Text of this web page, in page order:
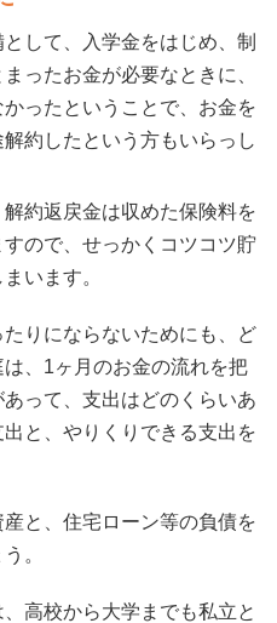
して、入学金をはじめ、制
ったお金が必要なときに、
ったということで、お金を
約したという方もいらっし
約返戻金は収めた保険料を
ので、せっかくコツコツ貯
います。
りにならないためにも、ど
、1ヶ月のお金の流れを把
って、支出はどのくらいあ
と、やりくりできる支出を
と、住宅ローン等の負債を
。
高校から大学までも私立と